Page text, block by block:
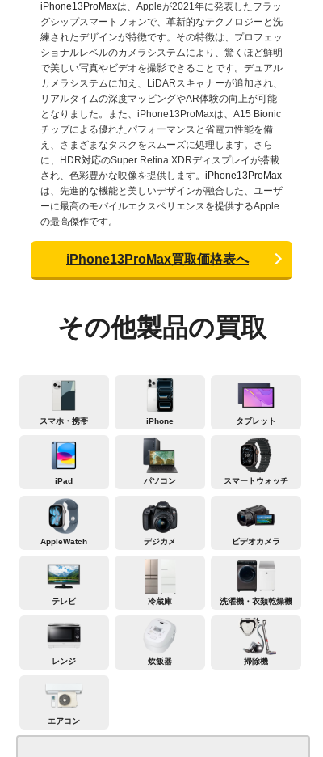
iPhone13ProMaxは、Appleが2021年に発表したフラッ
グシップスマートフォンで、革新的なテクノロジーと洗
練されたデザインが特徴です。その特徴は、プロフェッ
ショナルレベルのカメラシステムにより、驚くほど鮮明
で美しい写真やビデオを撮影できることです。デュアル
カメラシステムに加え、LiDARスキャナーが追加され、
リアルタイムの深度マッピングやAR体験の向上が可能
となりました。また、iPhone13ProMaxは、A15 Bionic
チップによる優れたパフォーマンスと省電力性能を備
え、さまざまなタスクをスムーズに処理します。さら
に、HDR対応のSuper Retina XDRディスプレイが搭載
され、色彩豊かな映像を提供します。 iPhone13ProMax
は、先進的な機能と美しいデザインが融合した、ユーザ
ーに最高のモバイルエクスペリエンスを提供するApple
の最高傑作です。
iPhone13ProMax買取価格表へ
その他製品の買取
スマホ・携帯 iPhone タブレット
iPad パソコン スマートウォッチ
AppleWatch デジカメ ビデオカメラ
テレビ 冷蔵庫 洗濯機・衣類乾燥機
レンジ 炊飯器 掃除機
エアコン